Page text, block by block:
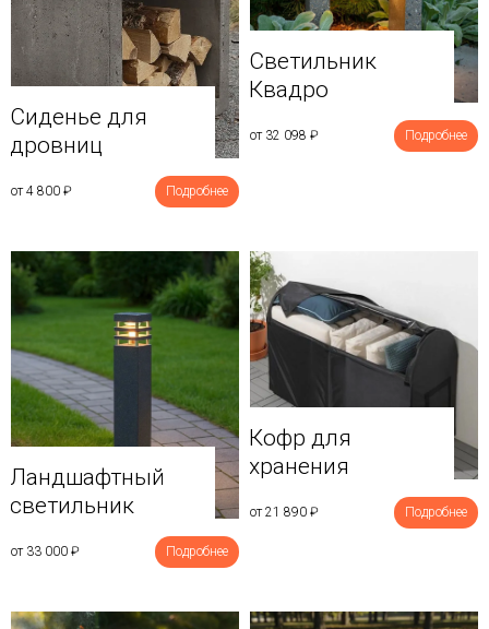
Сиденье для
дровниц
от 4 800 ₽ Подробнее
Светильник
Квадро
от 32 098 ₽ Подробнее
Ландшафтный
светильник
от 33 000 ₽ Подробнее
Кофр для
хранения
от 21 890 ₽ Подробнее